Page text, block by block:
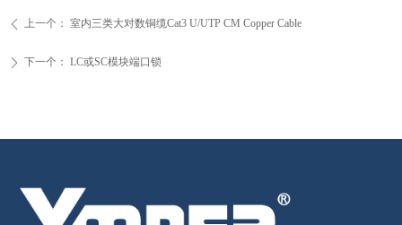
ꄴ 上一个： 室内三类大对数铜缆Cat3 U/UTP CM Copper Cable
ꄲ 下一个： LC或SC模块端口锁